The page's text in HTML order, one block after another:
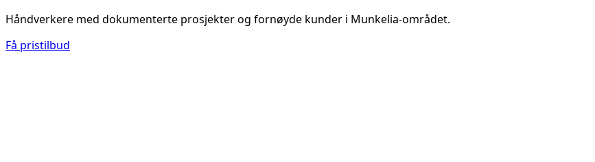
Håndverkere med dokumenterte prosjekter og fornøyde kunder i Munkelia-området.
Få pristilbud